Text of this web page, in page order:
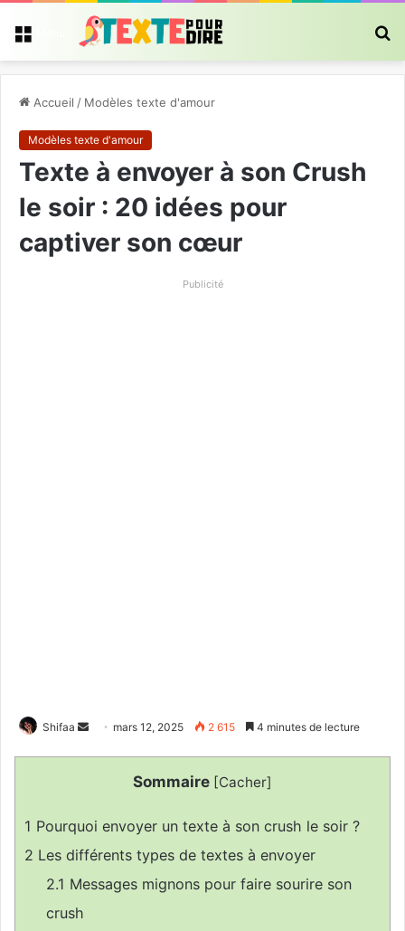
Accueil / Modèles texte d'amour
Modèles texte d'amour
Texte à envoyer à son Crush
le soir : 20 idées pour
captiver son cœur
Publicité
Shifaa
Envoyermars 12, 2025 2 615 4 minutes de lecture
Sommaire [Cacher]
1 Pourquoi envoyer un texte à son crush le soir ?
2 Les différents types de textes à envoyer
2.1 Messages mignons pour faire sourire son
crush